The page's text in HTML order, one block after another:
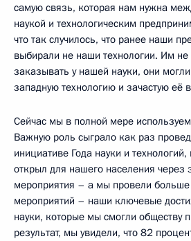
самую связь, которая нам нужна
наукой и технологическим
что так случилось, что ранее наши
выбирали не наши технологии. Им
заказывать у нашей науки, они
западную технологию и зачастую её
Сейчас мы в полной мере
Важную роль сыграло как раз
инициативе Года науки и
открыл для нашего населения через
мероприятия – а мы провели больше
мероприятий – наши ключевые
науки, которые мы смогли обществу
результат, мы увидели, что 82